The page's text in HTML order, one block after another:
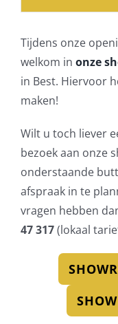
Tijdens onze
welkom in onze
in Best. Hiervoor
maken!
Wilt u toch liever
bezoek aan onze
onderstaande
afspraak in te
vragen hebben
47 317(lokaal